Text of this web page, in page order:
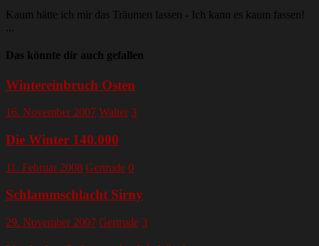
Kaum hätte ich mir das Träumen lassen - Ich kann es kaum fassen!
Das könnte dir auch gefallen
Wintereinbruch Osten
16. November 2007 Walter 3
Die Winter 140.000
11. Februar 2008 Gertrude 0
Schlammschlacht Sirny
29. November 2007 Gertrude 3